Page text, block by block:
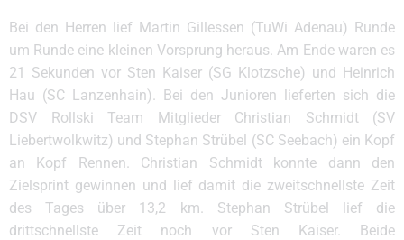
Bei den Herren lief Martin Gillessen (TuWi Adenau) Runde
um Runde eine kleinen Vorsprung heraus. Am Ende waren es
21 Sekunden vor Sten Kaiser (SG Klotzsche) und Heinrich
Hau (SC Lanzenhain). Bei den Junioren lieferten sich die
DSV Rollski Team Mitglieder Christian Schmidt (SV
Liebertwolkwitz) und Stephan Strübel (SC Seebach) ein Kopf
an Kopf Rennen. Christian Schmidt konnte dann den
Zielsprint gewinnen und lief damit die zweitschnellste Zeit
des Tages über 13,2 km. Stephan Strübel lief die
drittschnellste Zeit noch vor Sten Kaiser. Beide